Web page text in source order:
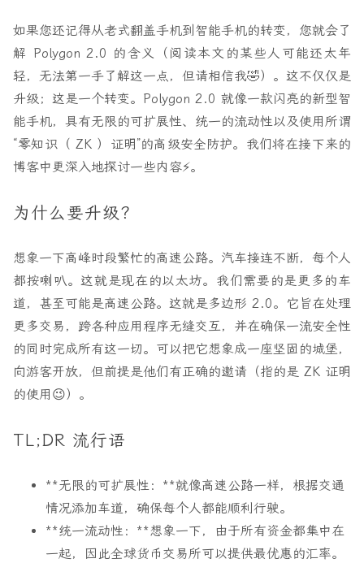
如果您还记得从老式翻盖手机到智能手机的转变，您就会了
解 Polygon 2.0 的含义（阅读本文的某些人可能还太年
轻，无法第一手了解这一点，但请相信我🤣）。这不仅仅是
升级；这是一个转变。Polygon 2.0 就像一款闪亮的新型智
能手机，具有无限的可扩展性、统一的流动性以及使用所谓
“零知识（ ZK ）证明”的高级安全防护。我们将在接下来的
博客中更深入地探讨一些内容⚡️。
为什么要升级？
想象一下高峰时段繁忙的高速公路。汽车接连不断，每个人
都按喇叭。这就是现在的以太坊。我们需要的是更多的车
道，甚至可能是高速公路。这就是多边形 2.0。它旨在处理
更多交易，跨各种应用程序无缝交互，并在确保一流安全性
的同时完成所有这一切。可以把它想象成一座坚固的城堡，
向游客开放，但前提是他们有正确的邀请（指的是 ZK 证明
的使用😉）。
TL;DR 流行语
**无限的可扩展性：**就像高速公路一样，根据交通
情况添加车道，确保每个人都能顺利行驶。
**统一流动性：**想象一下，由于所有资金都集中在
一起，因此全球货币交易所可以提供最优惠的汇率。